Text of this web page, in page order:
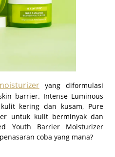
yang diformulasi
barrier. Intense Luminous
kering dan kusam, Pure
untuk kulit berminyak dan
Youth Barrier Moisturizer
coba yang mana?